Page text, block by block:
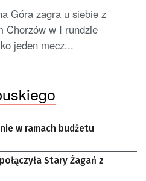
Góra zagra u siebie z
Chorzów w I rundzie
jeden mecz...
w ramach budżetu
Stary Żagań z